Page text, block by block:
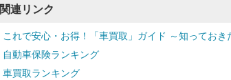
関連リンク
これで安心・お得！「車買取」ガイド ～知ってお
自動車保険ランキング
車買取ランキング